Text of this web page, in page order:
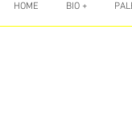
HOME BIO +